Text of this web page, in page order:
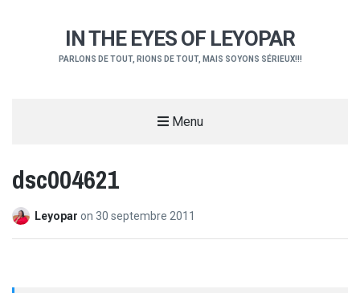
IN THE EYES OF LEYOPAR
PARLONS DE TOUT, RIONS DE TOUT, MAIS SOYONS SÉRIEUX!!!
Menu
dsc004621
Leyopar on 30 septembre 2011